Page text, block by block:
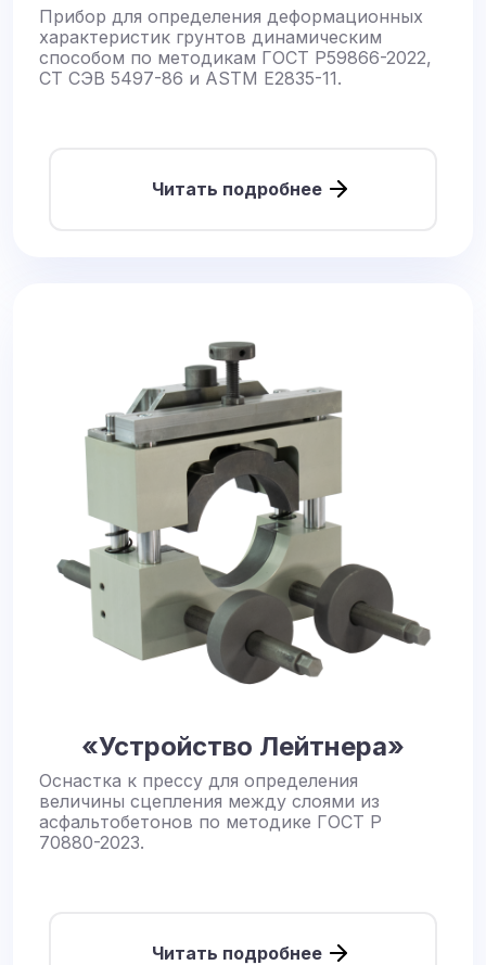
Прибор для определения деформационных
характеристик грунтов динамическим
способом по методикам ГОСТ Р59866-2022,
СТ СЭВ 5497-86 и ASTM E2835-11.
Читать подробнее
«Устройство Лейтнера»
Оснастка к прессу для определения
величины сцепления между слоями из
асфальтобетонов по методике ГОСТ Р
70880-2023.
Читать подробнее